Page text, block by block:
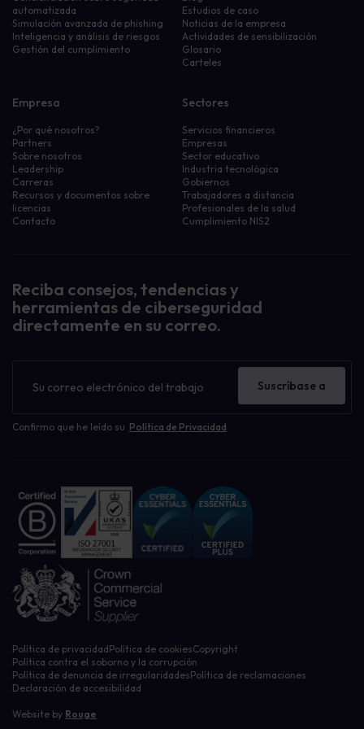
automatizada
Simulación avanzada de phishing
Inteligencia y análisis de riesgos
Gestión del cumplimiento
Estudios de caso
Noticias de la empresa
Actividades de sensibilización
Glosario
Carteles
Empresa
¿Por qué nosotros?
Partners
Sobre nosotros
Leadership
Carreras
Recursos y documentos sobre
licencias
Contacto
Sectores
Servicios financieros
Empresas
Sector educativo
Industria tecnológica
Gobiernos
Trabajadores a distancia
Profesionales de la salud
Cumplimiento NIS2
Reciba consejos, tendencias y
herramientas de ciberseguridad
directamente en su correo.
Confirmo que he leído su Política de Privacidad
Suscríbase a
Política de privacidadPolítica de cookiesCopyright
Política contra el soborno y la corrupción
Política de denuncia de irregularidadesPolítica de reclamaciones
Declaración de accesibilidad
Website by Rouge